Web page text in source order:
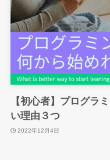
【初心者】プログラ
い理由３つ
2022年12月4日